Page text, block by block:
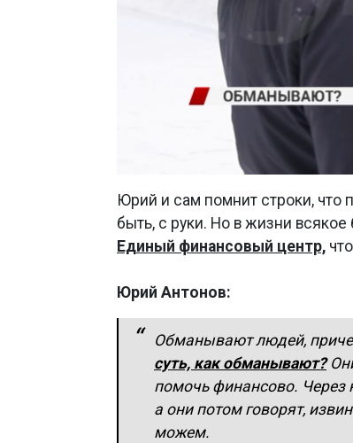
Юрий и сам помнит строки, что
быть, с руки. Но в жизни
Единый финансовый центр,
Юрий Антонов:
Обманывают людей,
суть, как обманывают?
помочь финансово. Через
а они потом говорят,
можем.